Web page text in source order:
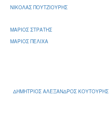
ΝΙΚΟΛΑΣ ΠΟΥΤΖΙΟΥΡΗΣ
ΜΑΡΙΟΣ ΣΤΡΑΤΗΣ
ΜΑΡΙΟΣ ΠΕΛΙΧΑ
ΔΗΜΗΤΡΙΟΣ ΑΛΕΞΑΝΔΡΟΣ ΚΟΥΤΟΥΡΗΣ